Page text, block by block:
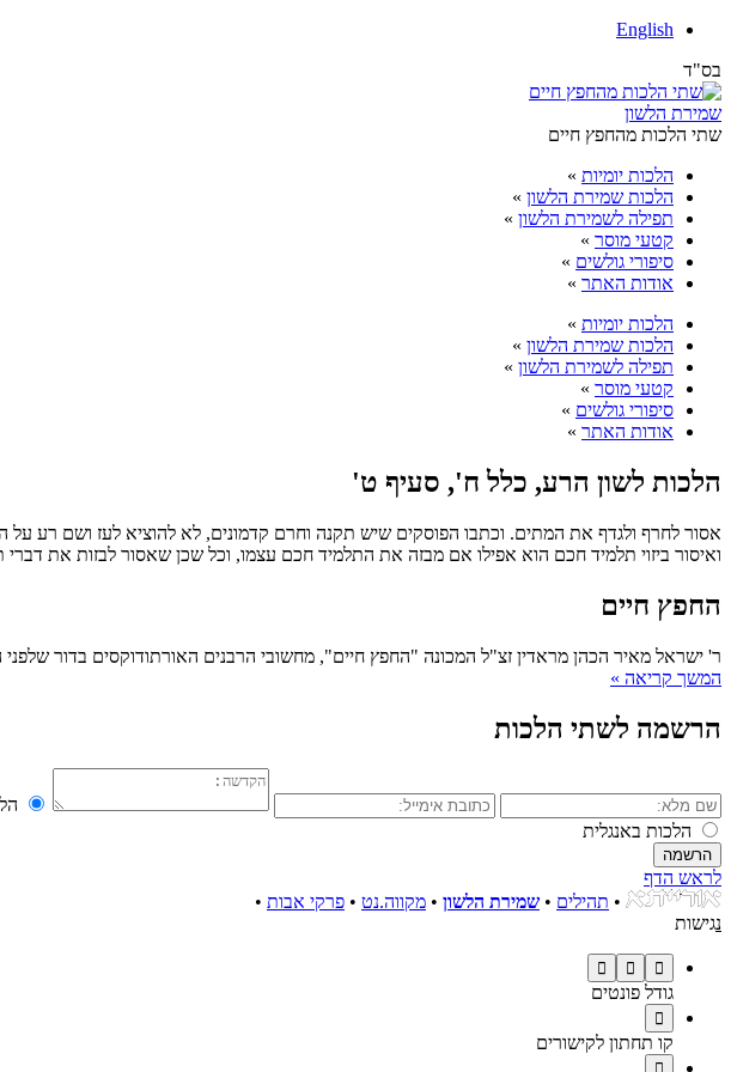
English
בס"ד
שמירת הלשון
שתי הלכות מהחפץ חיים
הלכות יומיות »
הלכות שמירת הלשון »
תפילה לשמירת הלשון »
קטעי מוסר »
סיפורי גולשים »
אודות האתר »
הלכות יומיות »
הלכות שמירת הלשון »
תפילה לשמירת הלשון »
קטעי מוסר »
סיפורי גולשים »
אודות האתר »
הלכות לשון הרע, כלל ח', סעיף ט'
אסור לחרף ולגדף את המתים. וכתבו הפוסקים שיש תקנה וחרם קדמונים, לא להוציא לעז ושם רע על
ואיסור ביזוי תלמיד חכם הוא אפילו אם מבזה את התלמיד חכם עצמו, וכל שכן שאסור לבזות את דברי
החפץ חיים
ר' ישראל מאיר הכהן מראדין זצ"ל המכונה "החפץ חיים", מחשובי הרבנים האורתודוקסים בדור שלפני
המשך קריאה »
הרשמה לשתי הלכות
הלכות באנגלית
לראש הדף
• תהילים • שמירת הלשון • מקווה.נט • פרקי אבות •
נגישות



גודל פונטים

קו תחתון לקישורים